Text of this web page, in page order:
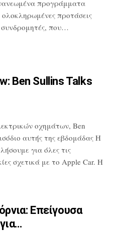
προγράμματα
ολοκληρωμένες προτάσεις
συνδρομητές, που…
Ben Sullins Talks
οχημάτων, Ben
αυτής της εβδομάδας Η
για όλες τις
σχετικά με το Apple Car. Η
Επείγουσα